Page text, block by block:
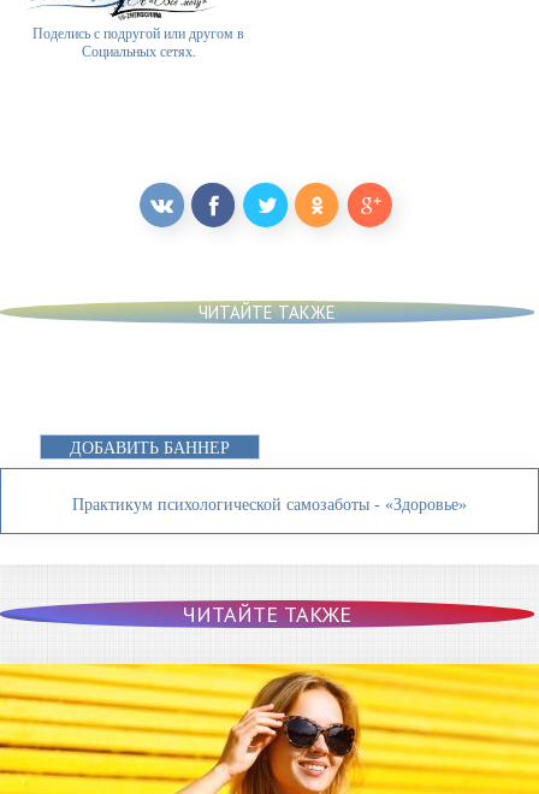
Поделись с подругой или другом в
Социальных сетях.
ЧИТАЙТЕ ТАКЖЕ
ДОБАВИТЬ БАННЕР
Практикум психологической самозаботы - «Здоровье»
ЧИТАЙТЕ ТАКЖЕ